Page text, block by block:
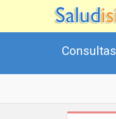
Consultas